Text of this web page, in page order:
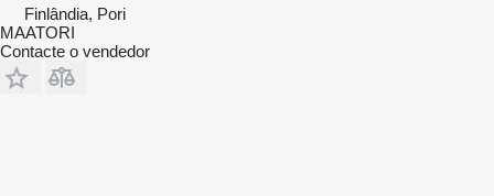
Finlândia, Pori
MAATORI
Contacte o vendedor